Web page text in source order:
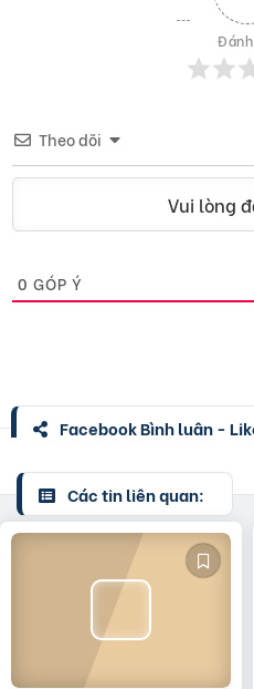
Theo dõi
Vui lòng
0 GÓP Ý
Facebook Bình luận -
Các tin liên quan: